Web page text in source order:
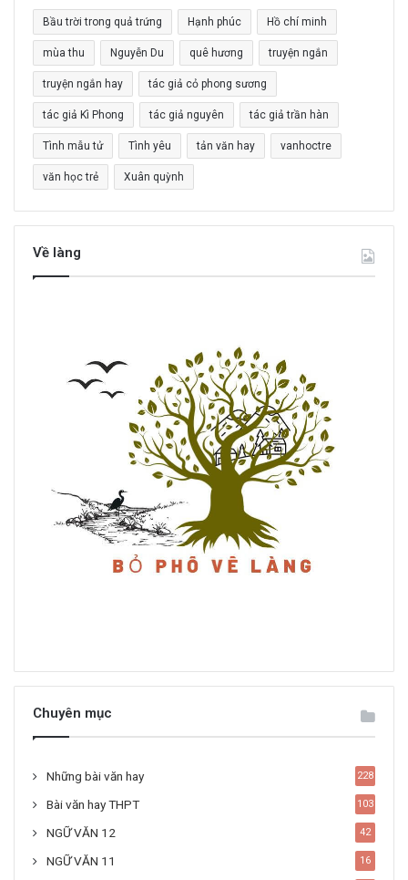
h
o
:
Bầu trời trong quả trứng Hạnh phúc Hồ chí minh
mùa thu Nguyễn Du quê hương truyện ngắn
truyện ngắn hay tác giả cỏ phong sương
tác giả Kì Phong tác giả nguyên tác giả trần hàn
Tình mẫu tử Tình yêu tản văn hay vanhoctre
văn học trẻ Xuân quỳnh
Về làng
Chuyên mục
Những bài văn hay 228
Bài văn hay THPT 103
NGỮ VĂN 12 42
NGỮ VĂN 11 16